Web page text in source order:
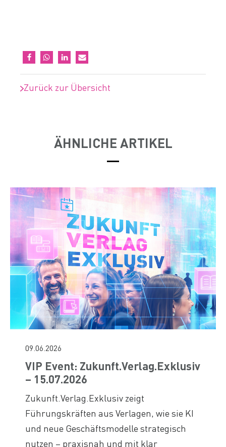
Zurück zur Übersicht
ÄHNLICHE ARTIKEL
09.06.2026
VIP Event: Zukunft.Verlag.Exklusiv
– 15.07.2026
Zukunft.Verlag.Exklusiv zeigt
Führungskräften aus Verlagen, wie sie KI
und neue Geschäftsmodelle strategisch
nutzen – praxisnah und mit klar